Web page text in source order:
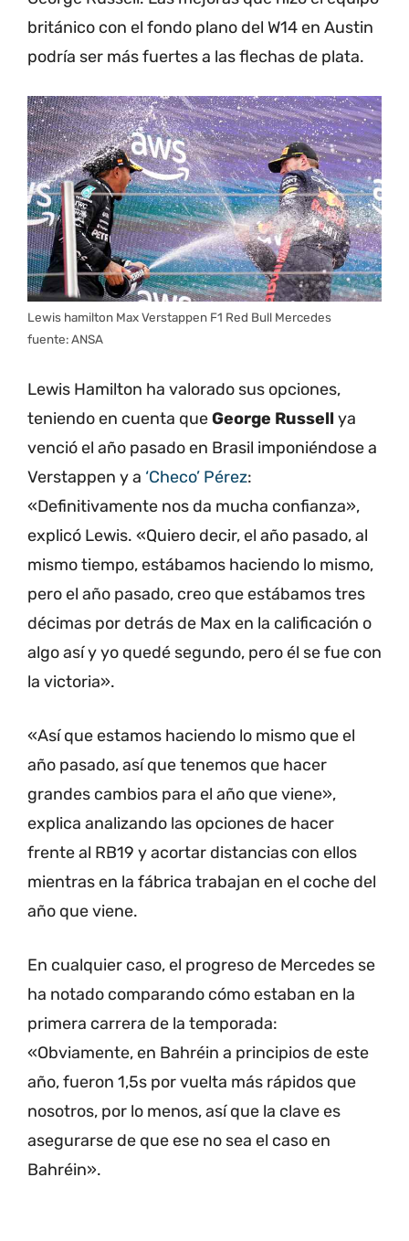
británico con el fondo plano del W14 en Austin
podría ser más fuertes a las flechas de plata.
Lewis hamilton Max Verstappen F1 Red Bull Mercedes
fuente: ANSA
Lewis Hamilton ha valorado sus opciones,
teniendo en cuenta queGeorge Russell ya
venció el año pasado en Brasil imponiéndose a
Verstappen y a ‘Checo’ Pérez:
«Definitivamente nos da mucha confianza»,
explicó Lewis. «Quiero decir, el año pasado, al
mismo tiempo, estábamos haciendo lo mismo,
pero el año pasado, creo que estábamos tres
décimas por detrás de Max en la calificación o
algo así y yo quedé segundo, pero él se fue con
la victoria».
«Así que estamos haciendo lo mismo que el
año pasado, así que tenemos que hacer
grandes cambios para el año que viene»,
explica analizando las opciones de hacer
frente al RB19 y acortar distancias con ellos
mientras en la fábrica trabajan en el coche del
año que viene.
En cualquier caso, el progreso de Mercedes se
ha notado comparando cómo estaban en la
primera carrera de la temporada:
«Obviamente, en Bahréin a principios de este
año, fueron 1,5s por vuelta más rápidos que
nosotros, por lo menos, así que la clave es
asegurarse de que ese no sea el caso en
Bahréin».